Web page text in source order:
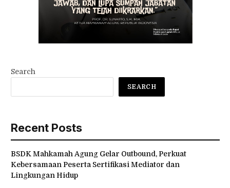
Search
SEARCH
Recent Posts
BSDK Mahkamah Agung Gelar Outbound, Perkuat
Kebersamaan Peserta Sertifikasi Mediator dan
Lingkungan Hidup